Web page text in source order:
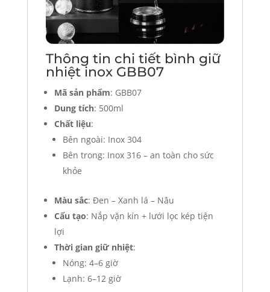
Thông tin chi tiết bình giữ
nhiệt inox GBB07
Mã sản phẩm: GBB07
Dung tích: 500ml
Chất liệu:
Bên ngoài: Inox 304
Bên trong: Inox 316 – an toàn cho sức
khỏe
Màu sắc: Đen – Xanh lá – Nâu
Cấu tạo: Nắp vặn kín + lưới lọc kép tiện
lợi
Thời gian giữ nhiệt:
Nóng: 4–6 giờ
Lạnh: 6–12 giờ